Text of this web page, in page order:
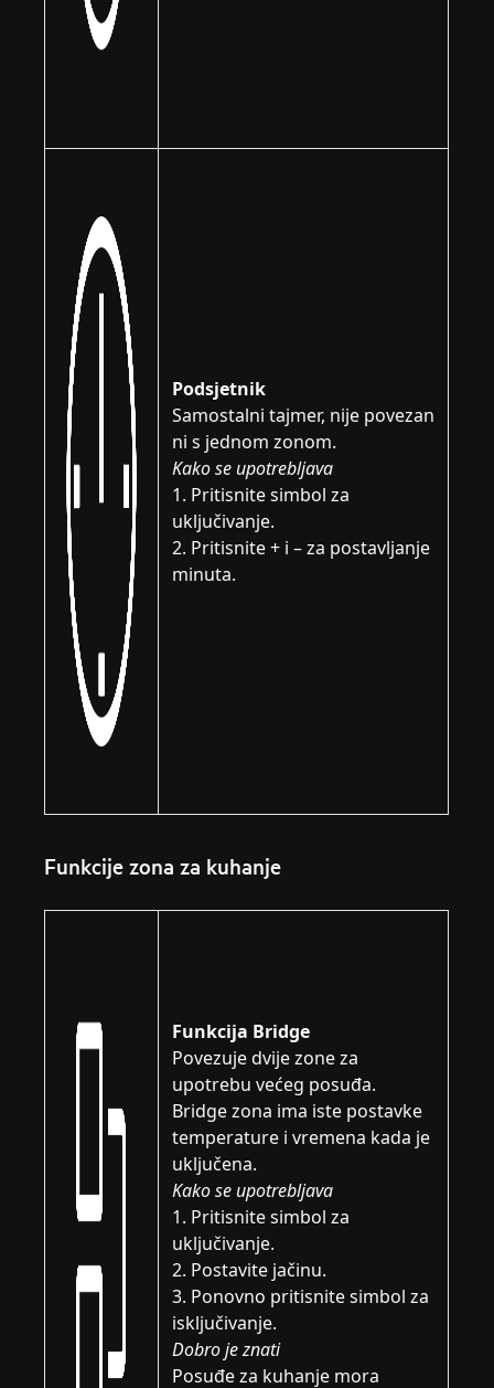
Podsjetnik
Samostalni tajmer, nije povezan
ni s jednom zonom.
Kako se upotrebljava
1. Pritisnite simbol za
uključivanje.
2. Pritisnite + i – za postavljanje
minuta.
Funkcije zona za kuhanje
Funkcija Bridge
Povezuje dvije zone za
upotrebu većeg posuđa.
Bridge zona ima iste postavke
temperature i vremena kada je
uključena.
Kako se upotrebljava
1. Pritisnite simbol za
uključivanje.
2. Postavite jačinu.
3. Ponovno pritisnite simbol za
isključivanje.
Dobro je znati
Posuđe za kuhanje mora